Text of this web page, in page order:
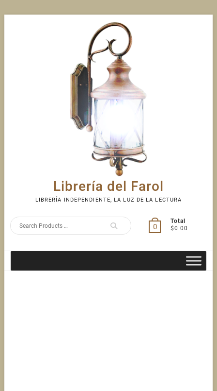
Librería del Farol
LIBRERÍA INDEPENDIENTE, LA LUZ DE LA LECTURA
Search
0
Total
$0.00